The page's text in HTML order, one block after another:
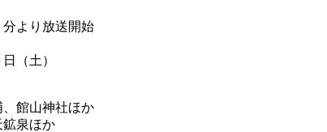
分より放送開始
（土）
、館山神社ほか
鉱泉ほか